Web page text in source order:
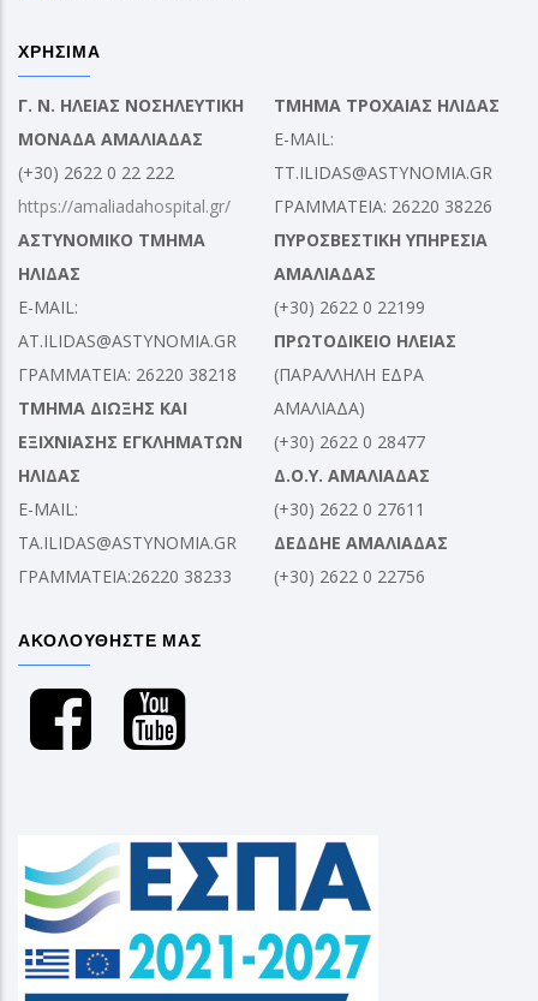
ΧΡΗΣΙΜΑ
Γ. Ν. ΗΛΕΙΑΣ ΝΟΣΗΛΕΥΤΙΚΗ
ΜΟΝΑΔΑ ΑΜΑΛΙΑΔΑΣ
(+30) 2622 0 22 222
https://amaliadahospital.gr/
ΑΣΤΥΝΟΜΙΚΟ ΤΜΗΜΑ
ΗΛΙΔΑΣ
E-MAIL:
AT.ILIDAS@ASTYNOMIA.GR
ΓΡΑΜΜΑΤΕΙΑ: 26220 38218
ΤΜΗΜΑ ΔΙΩΞΗΣ ΚΑΙ
ΕΞΙΧΝΙΑΣΗΣ ΕΓΚΛΗΜΑΤΩΝ
ΗΛΙΔΑΣ
E-MAIL:
TA.ILIDAS@ASTYNOMIA.GR
ΓΡΑΜΜΑΤΕΙΑ:26220 38233
ΤΜΗΜΑ ΤΡΟΧΑΙΑΣ ΗΛΙΔΑΣ
E-MAIL:
TT.ILIDAS@ASTYNOMIA.GR
ΓΡΑΜΜΑΤΕΙΑ: 26220 38226
ΠΥΡΟΣΒΕΣΤΙΚΗ ΥΠΗΡΕΣΙΑ
ΑΜΑΛΙΑΔΑΣ
(+30) 2622 0 22199
ΠΡΩΤΟΔΙΚΕΙΟ ΗΛΕΙΑΣ
(ΠΑΡΑΛΛΗΛΗ ΕΔΡΑ
ΑΜΑΛΙΑΔΑ)
(+30) 2622 0 28477
Δ.Ο.Υ. ΑΜΑΛΙΑΔΑΣ
(+30) 2622 0 27611
ΔΕΔΔΗΕ ΑΜΑΛΙΑΔΑΣ
(+30) 2622 0 22756
ΑΚΟΛΟΥΘΗΣΤΕ ΜΑΣ